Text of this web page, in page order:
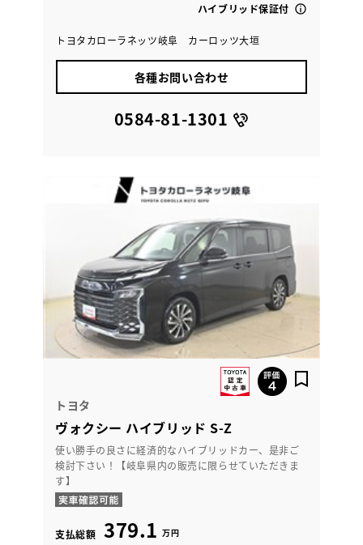
ハイブリッド保証付
トヨタカローラネッツ岐阜 カーロッツ大垣
各種お問い合わせ
0584-81-1301
トヨタ
ヴォクシー ハイブリッド S-Z
使い勝手の良さに経済的なハイブリッドカー、是非ご
検討下さい！【岐阜県内の販売に限らせていただきま
す】
支払総額 379.1 万円